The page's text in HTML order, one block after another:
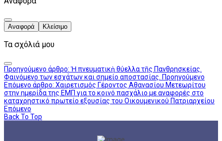
Αναφορά Κλείσιμο
Τα σχόλιά μου
Προηγούμενο άρθρο: Ἡ πνευματικὴ θύελλα τῆς Πανθρησκείας.
Φαινόμενο των εσχάτων και σημείο αποστασίας. Προηγούμενο
Επόμενο άρθρο: Χαιρετισμός Γέροντος Αθανασίου Μετεωρίτου
στην ημερίδα της ΕΜΠ για το κοινό πασχάλιο με αναφορές στο
καταχρηστικό πρωτείο εξουσίας του Οικουμενικού Πατριαρχείου
Επόμενο
Back To Top